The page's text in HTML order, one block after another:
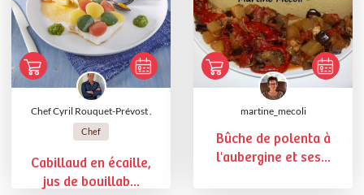
Chef Cyril Rouquet-Prévost .
Chef
Cabillaud en écaille,
jus de bouillab...
martine_mecoli
Bûche de polenta à
l'aubergine et ses...